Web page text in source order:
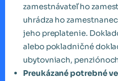
zamestnávateľ ho
uhrádza ho
jeho preplatenie.
alebo pokladničné
ubytovniach,
Preukázané potrebné